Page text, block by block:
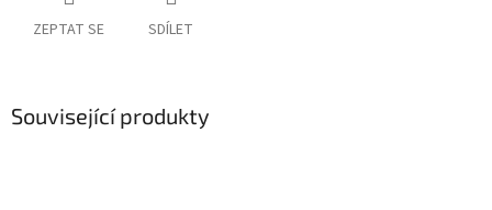
ZEPTAT SE SDÍLET
Související produkty